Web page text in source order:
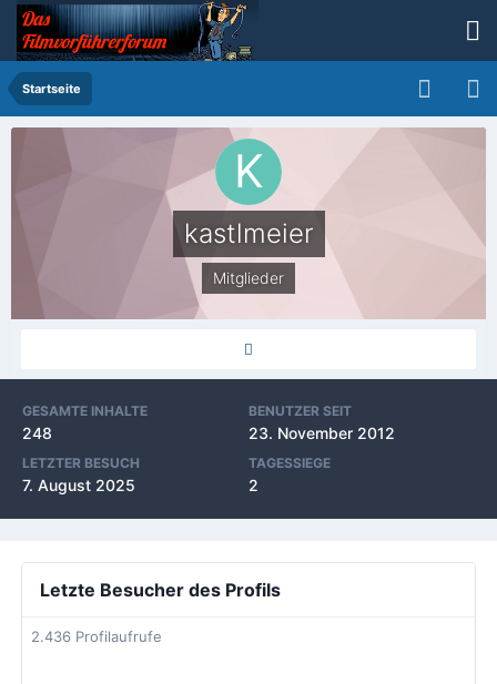
Startseite
kastlmeier
Mitglieder
GESAMTE INHALTE
248
BENUTZER SEIT
23. November 2012
LETZTER BESUCH
7. August 2025
TAGESSIEGE
2
Letzte Besucher des Profils
2.436 Profilaufrufe